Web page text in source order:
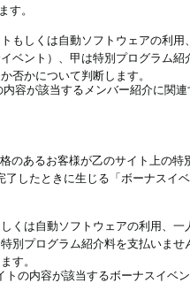
す。
もしくは自動ソフトウェアの利用
ベント）、甲は特別プログラム紹
否かについて判断します。
容が該当するメンバー紹介に関
のあるお客様が乙のサイト上の特
したときに生じる「ボーナスイベ
くは自動ソフトウェアの利用、一
別プログラム紹介料を支払いませ
す。
の内容が該当するボーナスイベ